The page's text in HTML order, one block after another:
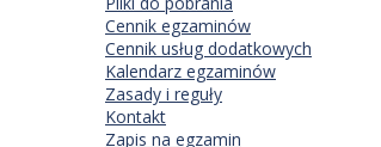
Cennik egzaminów
Cennik usług dodatkowych
Kalendarz egzaminów
Zasady i reguły
Kontakt
Zapis na egzamin